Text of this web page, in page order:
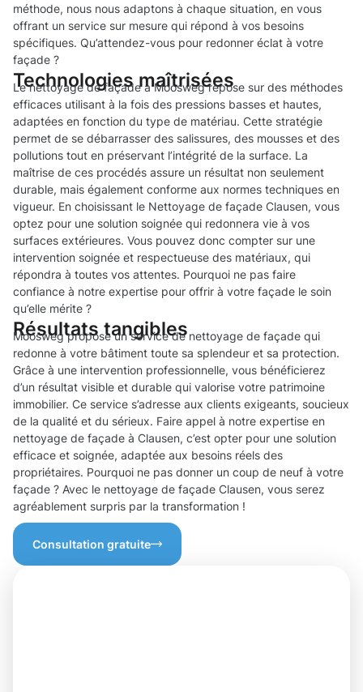
méthode, nous nous adaptons à chaque situation, en vous
offrant un service sur mesure qui répond à vos besoins
spécifiques. Qu’attendez-vous pour redonner éclat à votre
façade ?
Technologies maîtrisées
Le nettoyage de façade à Moosweg repose sur des méthodes
efficaces utilisant à la fois des pressions basses et hautes,
adaptées en fonction du type de matériau. Cette stratégie
permet de se débarrasser des salissures, des mousses et des
pollutions tout en préservant l’intégrité de la surface. La
maîtrise de ces procédés assure un résultat non seulement
durable, mais également conforme aux normes techniques en
vigueur. En choisissant le Nettoyage de façade Clausen, vous
optez pour une solution soignée qui redonnera vie à vos
surfaces extérieures. Vous pouvez donc compter sur une
intervention soignée et respectueuse des matériaux, qui
répondra à toutes vos attentes. Pourquoi ne pas faire
confiance à notre expertise pour offrir à votre façade le soin
qu’elle mérite ?
Résultats tangibles
Moosweg propose un service de nettoyage de façade qui
redonne à votre bâtiment toute sa splendeur et sa protection.
Grâce à une intervention professionnelle, vous bénéficierez
d’un résultat visible et durable qui valorise votre patrimoine
immobilier. Ce service s’adresse aux clients exigeants, soucieux
de la qualité et du sérieux. Faire appel à notre expertise en
nettoyage de façade à Clausen, c’est opter pour une solution
efficace et soignée, adaptée aux besoins réels des
propriétaires. Pourquoi ne pas donner un coup de neuf à votre
façade ? Avec le nettoyage de façade Clausen, vous serez
agréablement surpris par la transformation !
Consultation gratuite